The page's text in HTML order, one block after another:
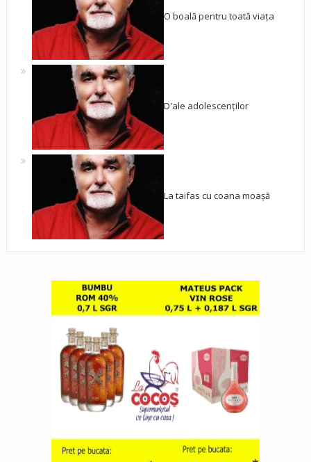
O boală pentru toată viața
D'ale adolescenților
La taifas cu coana moașă